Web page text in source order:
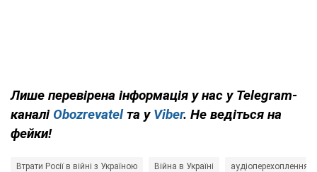
Лише перевірена інформація у нас у Telegram-
каналі Obozrevatelта у Viber. Не ведіться на
фейки!
Втрати Росії в війні з Україною Війна в Україні аудіоперехоплення